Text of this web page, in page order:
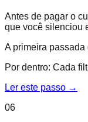
Antes de pagar o
que você silenciou
A primeira
Por dentro: Cada
Ler este passo →
06